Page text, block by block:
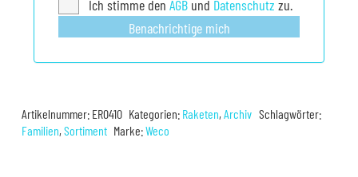
Ich stimme denAGB und Datenschutz zu.
Benachrichtige mich
Artikelnummer: ER0410 Kategorien: Raketen,Archiv Schlagwörter:
Familien, Sortiment Marke:Weco